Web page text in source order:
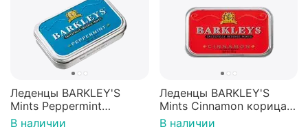
Леденцы BARKLEY'S
Mints Peppermint
перечная мята 50г,
Нидерланды
В наличии
Леденцы BARKLEY'S
Mints Cinnamon корица
50г, Нидерланды
В наличии